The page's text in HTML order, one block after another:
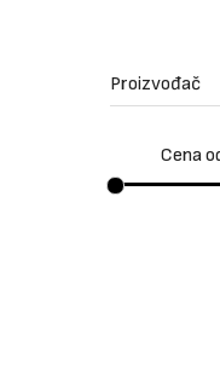
Proizvođač
Cena